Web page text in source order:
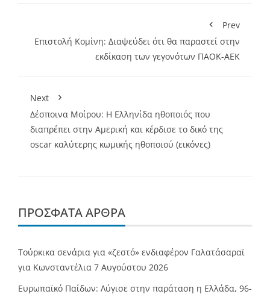
Prev
Επιστολή Κομίνη: Διαψεύδει ότι θα παραστεί στην
εκδίκαση των γεγονότων ΠΑΟΚ-ΑΕΚ
Next
Δέσποινα Μοίρου: Η Ελληνίδα ηθοποιός που
διαπρέπει στην Αμερική και κέρδισε το δικό της
oscar καλύτερης κωμικής ηθοποιού (εικόνες)
ΠΡΌΣΦΑΤΑ ΆΡΘΡΑ
Τούρκικα σενάρια για «ζεστό» ενδιαφέρον Γαλατάσαραϊ
για Κωνσταντέλια 7 Αυγούστου 2026
Ευρωπαϊκό Παίδων: Λύγισε στην παράταση η Ελλάδα, 96-